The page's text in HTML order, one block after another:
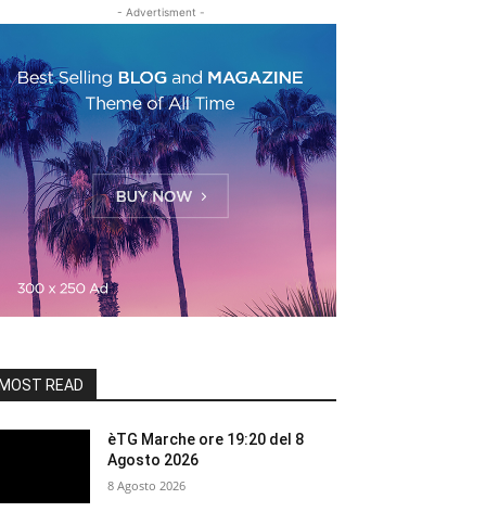
- Advertisment -
READ
èTG Marche ore 19:20 del 8
Agosto 2026
8 Agosto 2026